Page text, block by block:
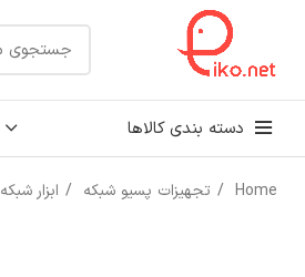
دسته بندی کالاها
Home تجهیزات پسیو شبکه ابزار شبکه